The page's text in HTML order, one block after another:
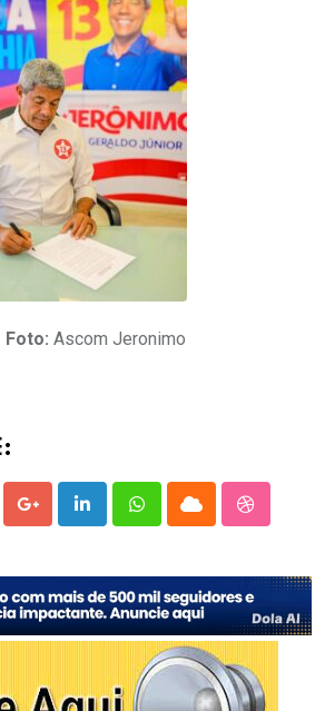
Foto: Ascom Jeronimo
Google+LinkedInWhatsappCloud